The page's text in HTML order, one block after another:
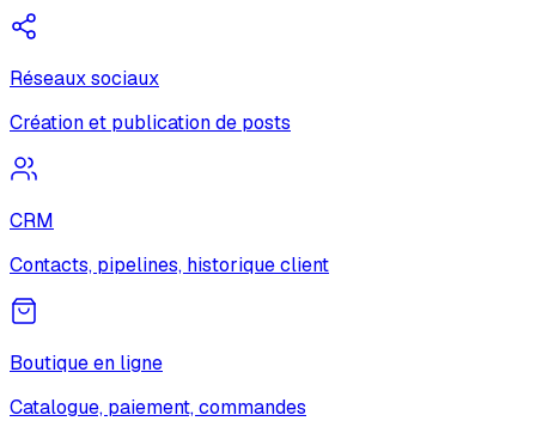
Réseaux sociaux
Création et publication de posts
CRM
Contacts, pipelines, historique client
Boutique en ligne
Catalogue, paiement, commandes